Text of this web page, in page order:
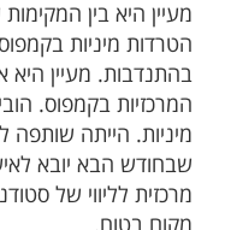
מעיין היא בין
הטרדות מיניות
בהתנדבות. מעיין היא
המרכזיות בקמפוס.
מיניות. הייתה
שבחודש הבא יובא
מרכזית לליווי של